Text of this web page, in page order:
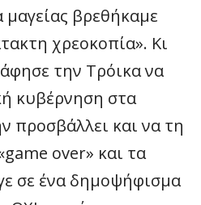
μαγείας βρεθήκαμε
χρεοκοπία». Κι
την Τρόικα να
κυβέρνηση στα
προσβάλλει και να τη
over» και τα
σε ένα δημοψήφισμα